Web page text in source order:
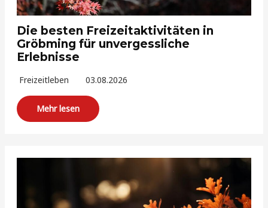
Die besten Freizeitaktivitäten in
Gröbming für unvergessliche
Erlebnisse
Freizeitleben 03.08.2026
Mehr lesen